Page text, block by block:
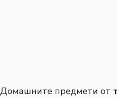
Домашните предмети от